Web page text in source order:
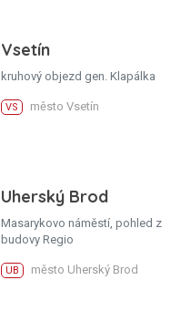
Vsetín
kruhový objezd gen. Klapálka
VS město Vsetín
Uherský Brod
Masarykovo náměstí, pohled z
budovy Regio
UB město Uherský Brod